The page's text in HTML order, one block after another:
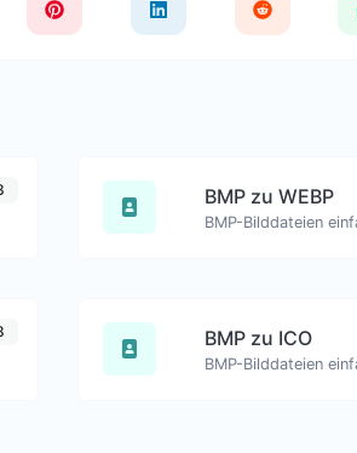
BMP zu WEBP
BMP-Bilddateien
BMP zu ICO
BMP-Bilddateien